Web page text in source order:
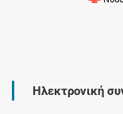
Ηλεκτρονική